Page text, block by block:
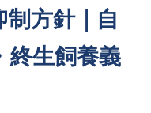
制方針｜自
終生飼養義